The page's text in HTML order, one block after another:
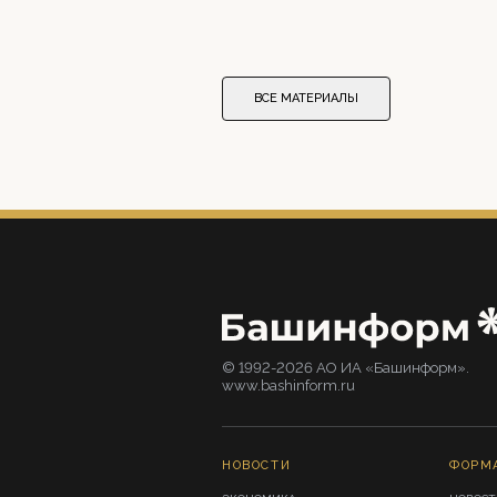
ВСЕ МАТЕРИАЛЫ
© 1992-2026 АО ИА «Башинформ».
www.bashinform.ru
НОВОСТИ